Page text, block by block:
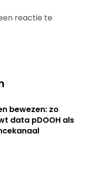
reactie te
bewezen: zo
data pDOOH als